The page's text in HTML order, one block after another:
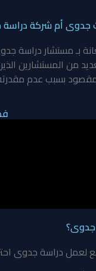
جدوى أم شركة
بـ مستشار دراسة
من المستشارين
بسبب عدم
دراسة جدوى